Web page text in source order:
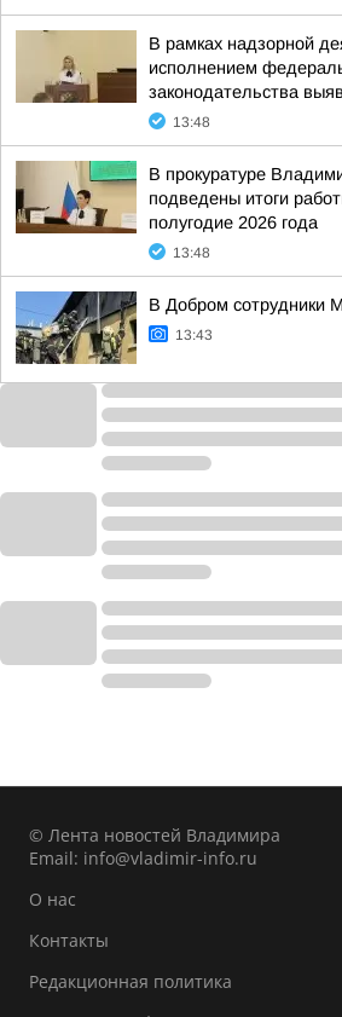
В рамках надзорной
исполнением
законодательства
13:48
В прокуратуре
подведены итоги
полугодие 2026 года
13:48
В Добром сотрудники
13:43
© Лента новостей Владимира
Email: info@vladimir-info.ru
О нас
Контакты
Редакционная политика